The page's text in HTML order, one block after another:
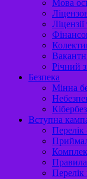
Мова
Річний
Безпека
Мінна
Вступна
Перелік
Перелік